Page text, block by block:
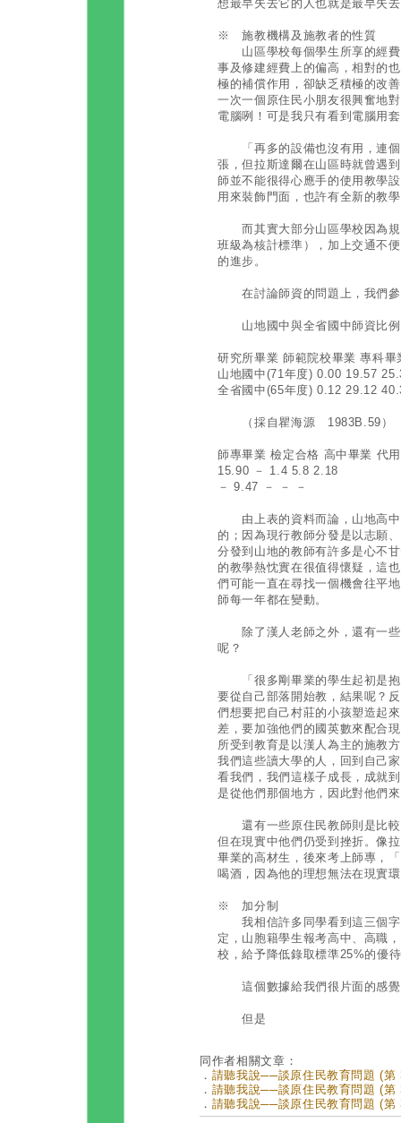
想最早失去它的人也就是最早失
※ 施教機構及施教者的性質
山區學校每個學生所享的經費
事及修建經費上的偏高，相對的
極的補償作用，卻缺乏積極的改
一次一個原住民小朋友很興奮地
電腦咧！可是我只有看到電腦用
「再多的設備也沒有用，連個
張，但拉斯達爾在山區時就曾遇
師並不能很得心應手的使用教學
用來裝飾門面，也許有全新的教
而其實大部分山區學校因為規
班級為核計標準），加上交通不
的進步。
在討論師資的問題上，我們參
山地國中與全省國中師資比例
研究所畢業 師範院校畢業 專科畢
山地國中(71年度) 0.00 19.57
全省國中(65年度) 0.12 29.12
（採自瞿海源 1983B.59）
師專畢業 檢定合格 高中畢業 代
15.90 － 1.4 5.8 2.18
－ 9.47 － － －
由上表的資料而論，山地高中
的；因為現行教師分發是以志願
分發到山地的教師有許多是心不
的教學熱忱實在很值得懷疑，這
們可能一直在尋找一個機會往平
師每一年都在變動。
除了漢人老師之外，還有一些
呢？
「很多剛畢業的學生起初是
要從自己部落開始教，結果呢？
們想要把自己村莊的小孩塑造起
差，要加強他們的國英數來配合
所受到教育是以漢人為主的施教
我們這些讀大學的人，回到自己
看我們，我們這樣子成長，成就
是從他們那個地方，因此對他們
還有一些原住民教師則是比較
但在現實中他們仍受到挫折。像
畢業的高材生，後來考上師專，
喝酒，因為他的理想無法在現實
※ 加分制
我相信許多同學看到這三個字
定，山胞籍學生報考高中、高職
校，給予降低錄取標準25%的優
這個數據給我們很片面的感覺
但是
同作者相關文章：
． 請聽我說──談原住民教育問題 (第
． 請聽我說──談原住民教育問題 (第
． 請聽我說──談原住民教育問題 (第